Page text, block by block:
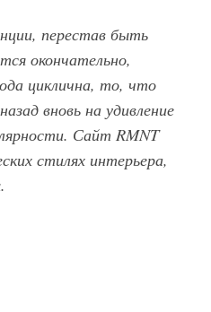
перестав быть
окончательно,
циклична, то, что
вновь на удивление
Сайт RMNT
стилях интерьера,